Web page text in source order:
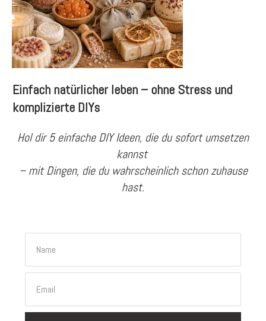
Einfach natürlicher leben – ohne Stress und
komplizierte DIYs
Hol dir 5 einfache DIY Ideen, die du sofort umsetzen
kannst
– mit Dingen, die du wahrscheinlich schon zuhause
hast.